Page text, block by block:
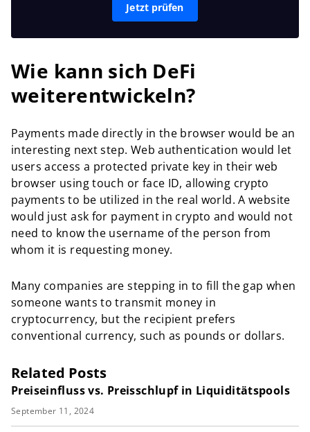
Jetzt prüfen
Wie kann sich DeFi
weiterentwickeln?
Payments made directly in the browser would be an
interesting next step. Web authentication would let
users access a protected private key in their web
browser using touch or face ID, allowing crypto
payments to be utilized in the real world. A website
would just ask for payment in crypto and would not
need to know the username of the person from
whom it is requesting money.
Many companies are stepping in to fill the gap when
someone wants to transmit money in
cryptocurrency, but the recipient prefers
conventional currency, such as pounds or dollars.
Related Posts
Preiseinfluss vs. Preisschlupf in Liquiditätspools
September 11, 2024